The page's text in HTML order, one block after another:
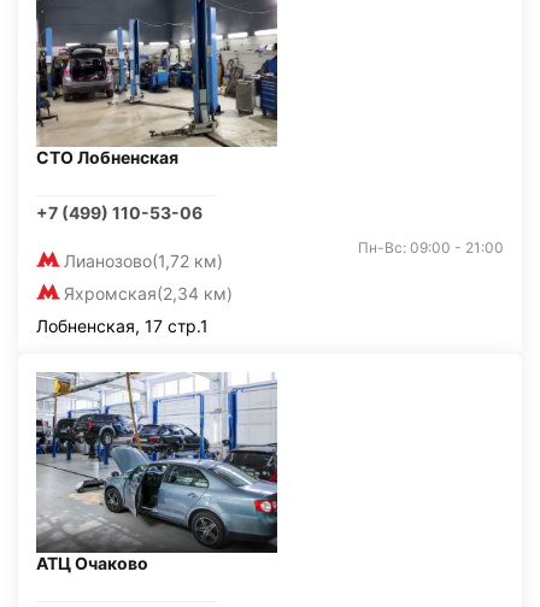
СТО Лобненская
+7 (499) 110-53-06
Лианозово(1,72 км)
Яхромская(2,34 км)
Пн-Вс: 09:00 - 21:00
Лобненская, 17 стр.1
АТЦ Очаково